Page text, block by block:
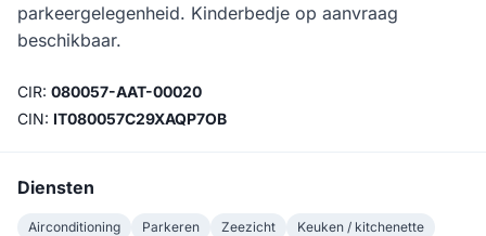
parkeergelegenheid. Kinderbedje op aanvraag
beschikbaar.
CIR: 080057-AAT-00020
CIN: IT080057C29XAQP7OB
Diensten
Airconditioning Parkeren Zeezicht
Keuken / kitchenette